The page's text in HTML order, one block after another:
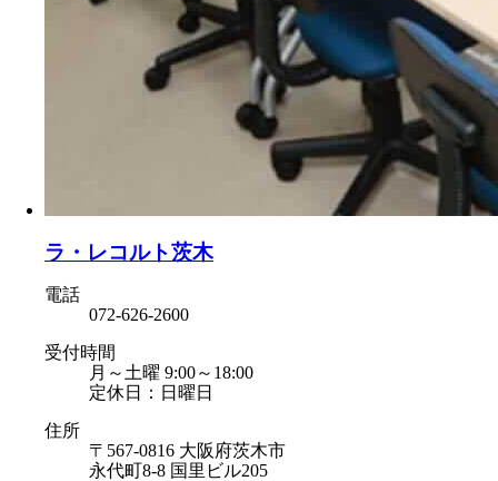
ラ・レコルト茨木
電話
072-626-2600
受付時間
月～土曜 9:00～18:00
定休日：日曜日
住所
〒567-0816 大阪府茨木市
永代町8-8 国里ビル205